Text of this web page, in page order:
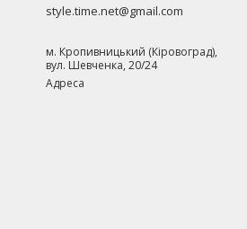
style.time.net@gmail.com
м. Кропивницький (Кіровоград),
вул. Шевченка, 20/24
Адреса